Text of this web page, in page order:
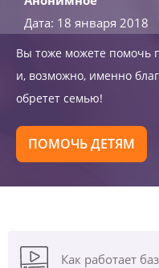
Дата: 18 января 2018
Вы тоже можете помочь
и, возможно, именно
обретет семью!
ПОМОЧЬ ДЕТЯМ
Как работает